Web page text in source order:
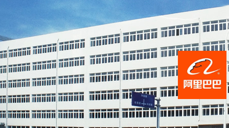
公司简介
浙江成森电气有限公司是直流屏柜
体、壁挂式直流屏柜体、EPS电源
柜等产品专业生产加工商...
企业价值观：创新增强能力、服务
创造价值，创新是企业的灵魂....